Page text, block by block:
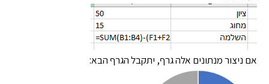
אם ניצור מנתונים אלה גרף, יתקבל הגרף הבא: